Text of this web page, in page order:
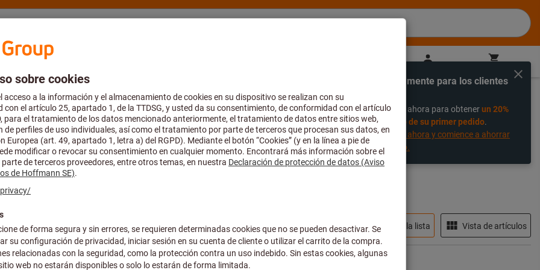
y asesoría
%
Exclusivamente para los clientes
Regístrese ahora para obtenerun 20%
descuento de su primer pedido.
Regístrese ahora y comience a ahorrar
hoy mismo.
protección respiratoria
de energía
En stock Vista de la lista Vista de artículos